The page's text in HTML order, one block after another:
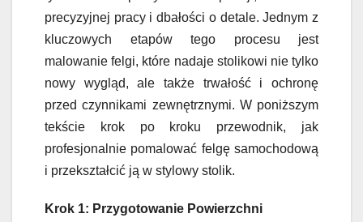
precyzyjnej pracy i dbałości o detale. Jednym z
kluczowych etapów tego procesu jest
malowanie felgi, które nadaje stolikowi nie tylko
nowy wygląd, ale także trwałość i ochronę
przed czynnikami zewnętrznymi. W poniższym
tekście krok po kroku przewodnik, jak
profesjonalnie pomalować felgę samochodową
i przekształcić ją w stylowy stolik.
Krok 1: Przygotowanie Powierzchni